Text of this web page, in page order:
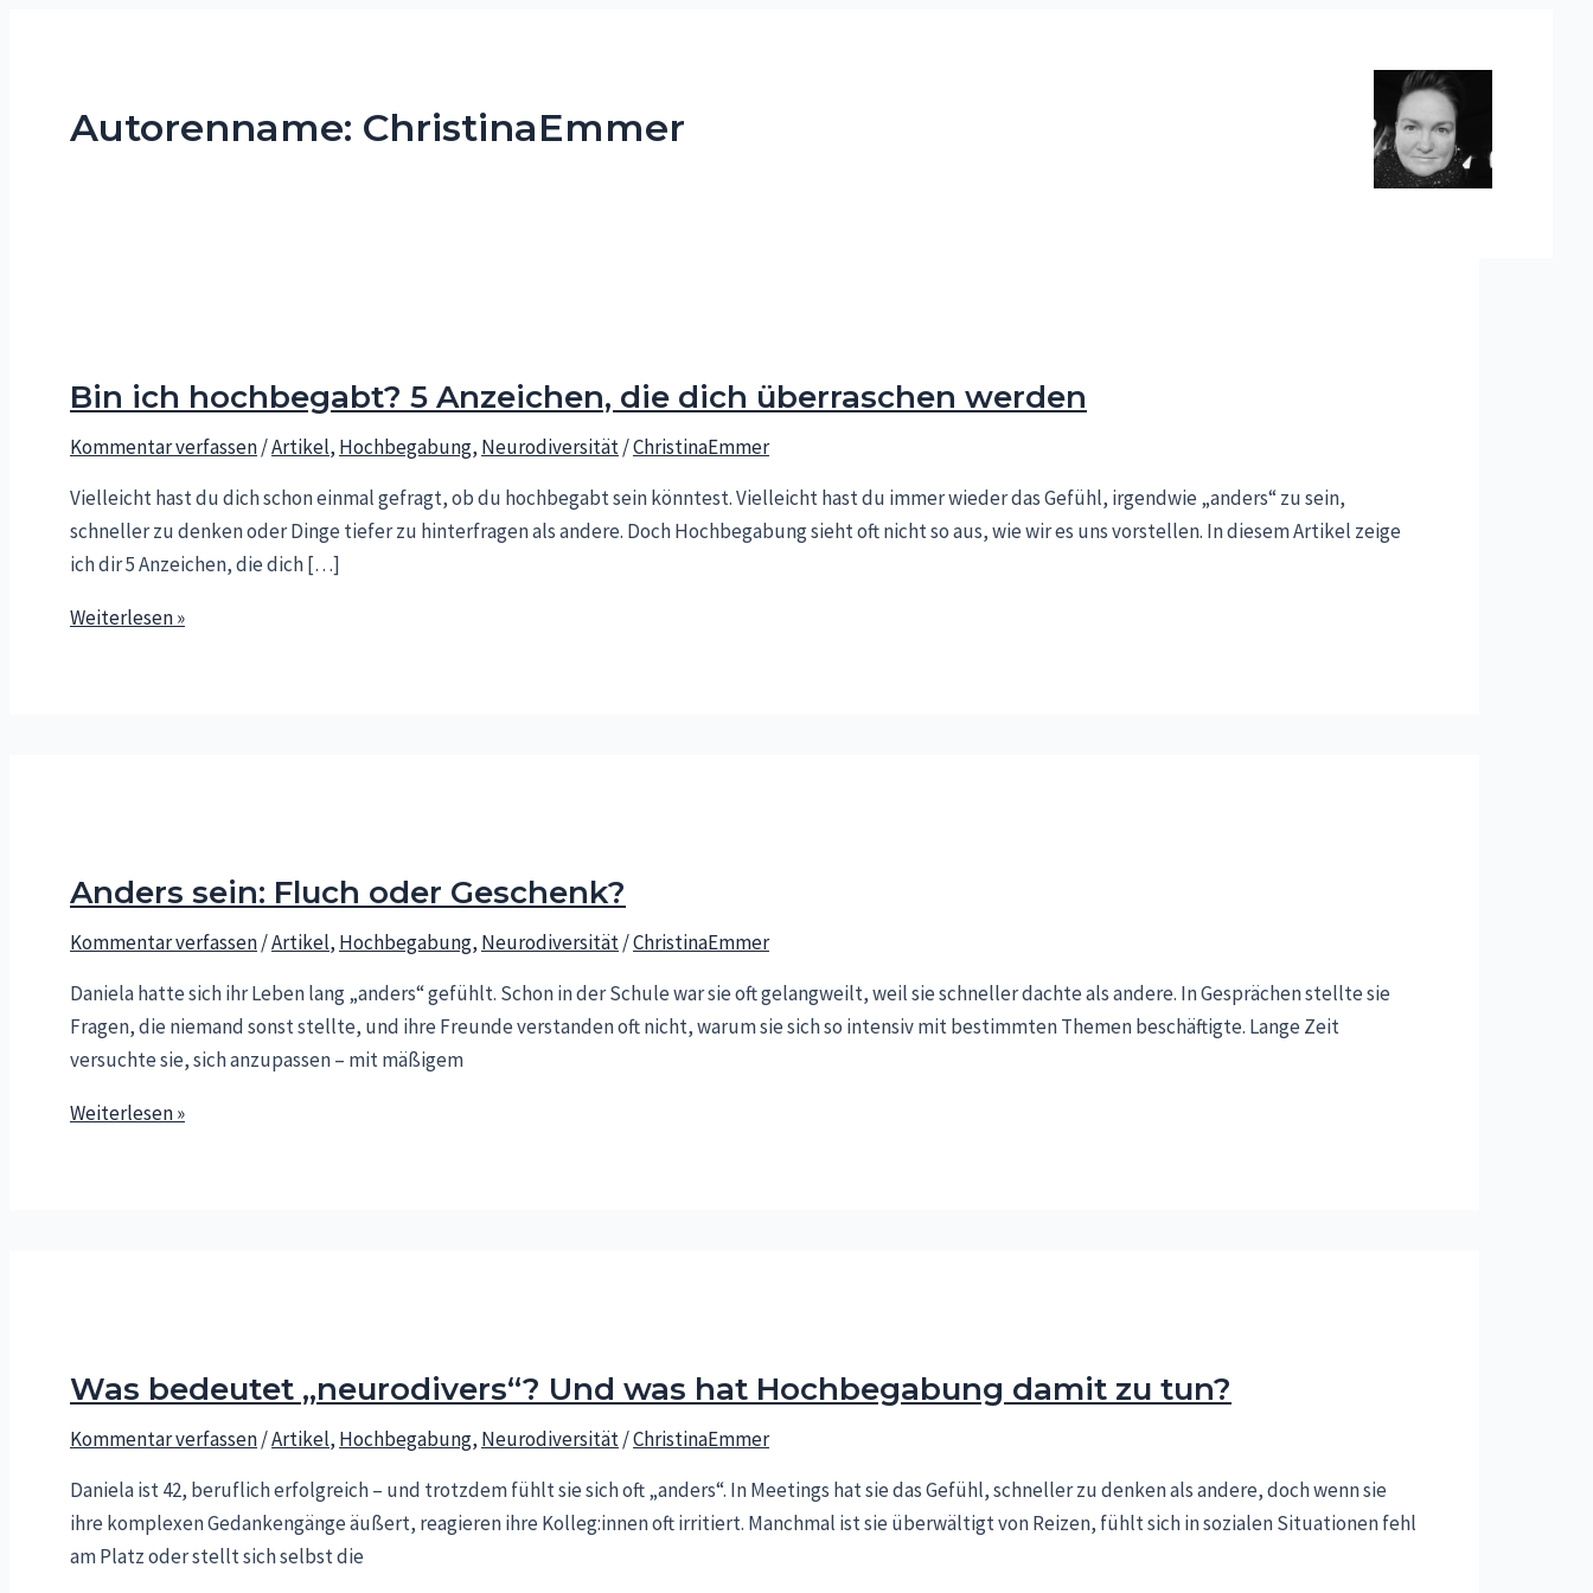
Autorenname: ChristinaEmmer
Bin ich hochbegabt? 5 Anzeichen, die dich überraschen werden
Kommentar verfassen/Artikel, Hochbegabung, Neurodiversität/ChristinaEmmer
Vielleicht hast du dich schon einmal gefragt, ob du hochbegabt sein könntest. Vielleicht hast du immer wieder das Gefühl, irgendwie „anders“ zu sein,
schneller zu denken oder Dinge tiefer zu hinterfragen als andere. Doch Hochbegabung sieht oft nicht so aus, wie wir es uns vorstellen. In diesem Artikel zeige
ich dir 5 Anzeichen, die dich […]
Bin
werden
Weiterlesen »
Anders sein: Fluch oder Geschenk?
Kommentar verfassen/Artikel, Hochbegabung, Neurodiversität/ChristinaEmmer
Daniela hatte sich ihr Leben lang „anders“ gefühlt. Schon in der Schule war sie oft gelangweilt, weil sie schneller dachte als andere. In Gesprächen stellte sie
Fragen, die niemand sonst stellte, und ihre Freunde verstanden oft nicht, warum sie sich so intensiv mit bestimmten Themen beschäftigte. Lange Zeit
versuchte sie, sich anzupassen – mit mäßigem
Anders
Weiterlesen »
Was bedeutet „neurodivers“? Und was hat Hochbegabung damit zu tun?
Kommentar verfassen/Artikel, Hochbegabung, Neurodiversität/ChristinaEmmer
Daniela ist 42, beruflich erfolgreich – und trotzdem fühlt sie sich oft „anders“. In Meetings hat sie das Gefühl, schneller zu denken als andere, doch wenn sie
ihre komplexen Gedankengänge äußert, reagieren ihre Kolleg:innen oft irritiert. Manchmal ist sie überwältigt von Reizen, fühlt sich in sozialen Situationen fehl
am Platz oder stellt sich selbst die